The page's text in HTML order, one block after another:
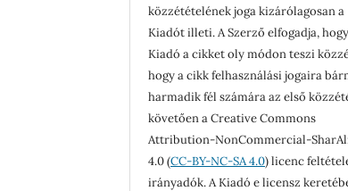
közzétételének joga kizárólagosan a
Kiadót illeti. A Szerző elfogadja,
Kiadó a cikket oly módon teszi
hogy a cikk felhasználási jogaira
harmadik fél számára az első
követően a Creative Commons
Attribution-NonCommercial-
4.0 (CC-BY-NC-SA 4.0) licenc
irányadók. A Kiadó e licensz